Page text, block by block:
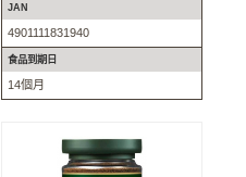
JAN
4901111831940
食品到期日
14個月